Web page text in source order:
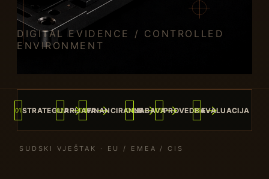
01STRATEGIJA→
02PRIJAVA→
03FINANCIRANJE→
04NABAVA→
05PROVEDBA→
06EVALUACIJA
SUDSKI VJEŠTAK · EU / EMEA / CIS